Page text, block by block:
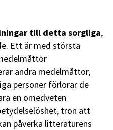
till detta sorgliga,
Ett är med största
andra medelmåttor,
personer förlorar de
en omedveten
tron att
påverka litteraturens